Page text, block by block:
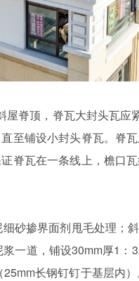
脊顶，脊瓦大封头瓦应
至铺设小封头脊瓦。脊
脊瓦在一条线上，檐口
砂掺界面剂甩毛处理；
一道，铺设30mm厚1
长钢钉钉于基层内